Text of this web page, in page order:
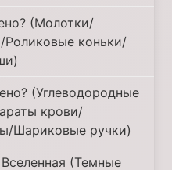
(Молотки/
коньки/
(Углеводородные
крови/
Шариковые ручки)
(Темные